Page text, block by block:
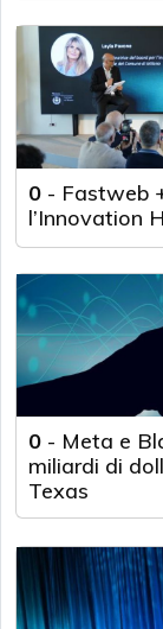
0 - Fastweb
l’Innovation
0 - Meta e
miliardi di
Texas